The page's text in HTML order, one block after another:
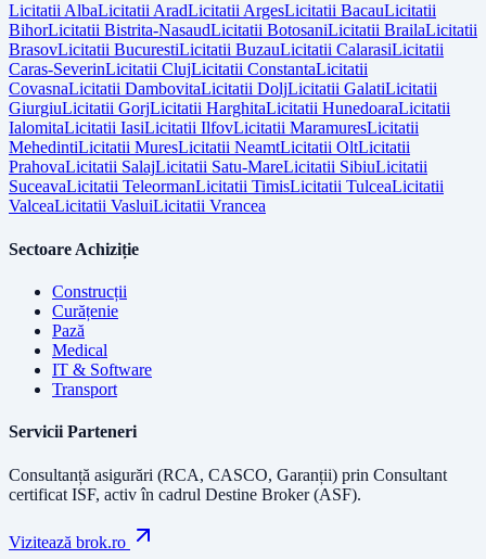
LicitatiiAlbaLicitatiiAradLicitatiiArgesLicitatii BacauLicitatii
BihorLicitatii Bistrita-NasaudLicitatii BotosaniLicitatii BrailaLicitatii
BrasovLicitatii BucurestiLicitatii BuzauLicitatii CalarasiLicitatii
Caras-SeverinLicitatii ClujLicitatii ConstantaLicitatii
CovasnaLicitatii DambovitaLicitatii DoljLicitatii GalatiLicitatii
GiurgiuLicitatii GorjLicitatii HarghitaLicitatii HunedoaraLicitatii
IalomitaLicitatii IasiLicitatii IlfovLicitatii MaramuresLicitatii
MehedintiLicitatii MuresLicitatii NeamtLicitatii OltLicitatii
PrahovaLicitatii SalajLicitatii Satu-MareLicitatii SibiuLicitatii
SuceavaLicitatii TeleormanLicitatii TimisLicitatii TulceaLicitatii
ValceaLicitatii VasluiLicitatii Vrancea
Sectoare Achiziție
Construcții
Curățenie
Pază
Medical
IT & Software
Transport
Servicii Parteneri
Consultanță asigurări (RCA, CASCO, Garanții) prin Consultant
certificat ISF, activ în cadrul Destine Broker (ASF).
Vizitează brok.ro